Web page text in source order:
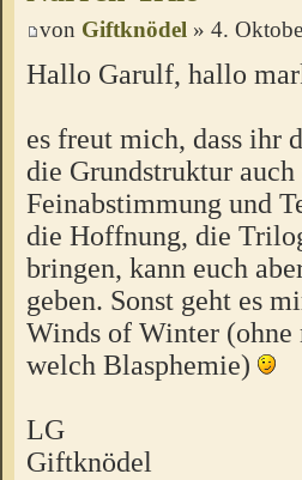
von Giftknödel » 4.
Hallo Garulf, hallo
es freut mich, dass ihr
die Grundstruktur
Feinabstimmung und
die Hoffnung, die
bringen, kann euch
geben. Sonst geht es
Winds of Winter
welch Blasphemie)
LG
Giftknödel